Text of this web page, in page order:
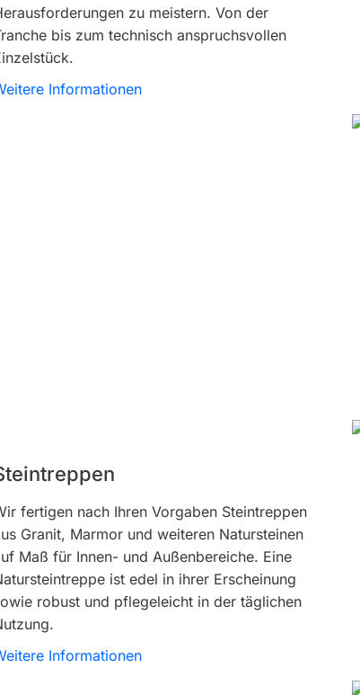
zu meistern. Von der
bis zum technisch anspruchsvollen
Informationen
fertigen nach Ihren Vorgaben Steintreppen
Granit, Marmor und weiteren Natursteinen
Maß für Innen- und Außenbereiche. Eine
ist edel in ihrer Erscheinung
robust und pflegeleicht in der täglichen
Informationen